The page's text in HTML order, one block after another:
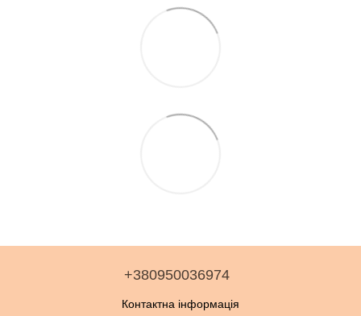
+380950036974
Контактна інформація